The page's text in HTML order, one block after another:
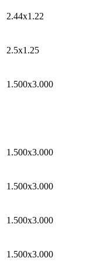
2.44х1.22
2.5х1.25
1.500x3.000
1.500x3.000
1.500x3.000
1.500x3.000
1.500x3.000